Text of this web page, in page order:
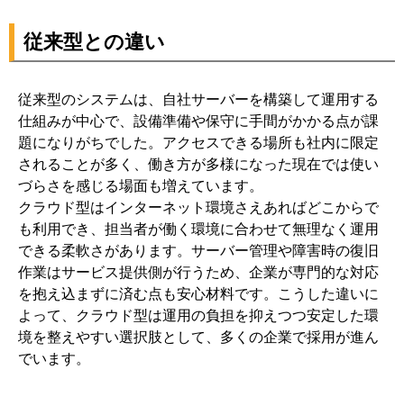
従来型との違い
従来型のシステムは、自社サーバーを構築して運用する
仕組みが中心で、設備準備や保守に手間がかかる点が課
題になりがちでした。アクセスできる場所も社内に限定
されることが多く、働き方が多様になった現在では使い
づらさを感じる場面も増えています。
クラウド型はインターネット環境さえあればどこからで
も利用でき、担当者が働く環境に合わせて無理なく運用
できる柔軟さがあります。サーバー管理や障害時の復旧
作業はサービス提供側が行うため、企業が専門的な対応
を抱え込まずに済む点も安心材料です。こうした違いに
よって、クラウド型は運用の負担を抑えつつ安定した環
境を整えやすい選択肢として、多くの企業で採用が進ん
でいます。